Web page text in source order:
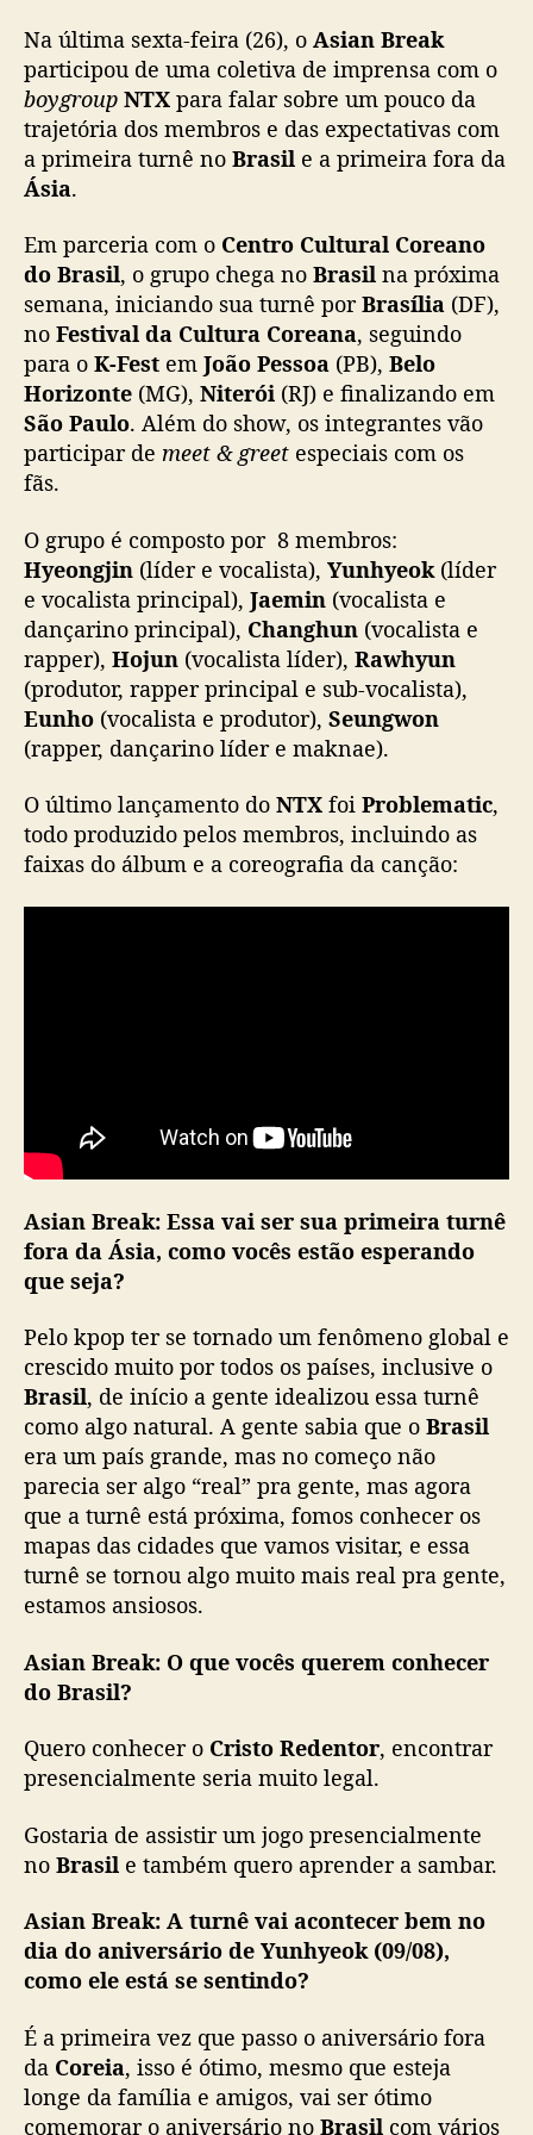
X
c
o
t
a
b
r
e
e
x
p
e
c
t
i
v
s
d
a
t
u
r
ê
o
B
r
e
c
p
a
r
a
f
ã
b
r
a
l
r
o
s
Na última sexta-feira (26), o Asian Break
participou de uma coletiva de imprensa com o
boygroup NTX para falar sobre um pouco da
trajetória dos membros e das expectativas com
a primeira turnê no Brasil e a primeira fora da
Ásia.
Em parceria com o Centro Cultural Coreano
do Brasil, o grupo chega no Brasil na próxima
semana, iniciando sua turnê porBrasília (DF),
no Festival da Cultura Coreana, seguindo
para o K-Fest em João Pessoa (PB), Belo
Horizonte (MG), Niterói (RJ) e finalizando em
São Paulo. Além do show, os integrantes vão
participar de meet & greet especiais com os
fãs.
O grupo é composto por 8 membros:
Hyeongjin (líder e vocalista), Yunhyeok(líder
e vocalista principal), Jaemin (vocalista e
dançarino principal), Changhun (vocalista e
rapper), Hojun (vocalista líder), Rawhyun
(produtor, rapper principal e sub-vocalista),
Eunho (vocalista e produtor), Seungwon
(rapper, dançarino líder e maknae).
O último lançamento do NTX foi Problematic,
todo produzido pelos membros, incluindo as
faixas do álbum e a coreografia da canção:
Asian Break: Essa vai ser sua primeira turnê
fora da Ásia, como vocês estão esperando
que seja?
Pelo kpop ter se tornado um fenômeno global e
crescido muito por todos os países, inclusive o
Brasil, de início a gente idealizou essa turnê
como algo natural. A gente sabia que o Brasil
era um país grande, mas no começo não
parecia ser algo “real” pra gente, mas agora
que a turnê está próxima, fomos conhecer os
mapas das cidades que vamos visitar, e essa
turnê se tornou algo muito mais real pra gente,
estamos ansiosos.
Asian Break: O que vocês querem conhecer
do Brasil?
Quero conhecer o Cristo Redentor, encontrar
presencialmente seria muito legal.
Gostaria de assistir um jogo presencialmente
no Brasil e também quero aprender a sambar.
Asian Break: A turnê vai acontecer bem no
dia do aniversário de Yunhyeok (09/08),
como ele está se sentindo?
É a primeira vez que passo o aniversário fora
da Coreia, isso é ótimo, mesmo que esteja
longe da família e amigos, vai ser ótimo
comemorar o aniversário no Brasil com vários